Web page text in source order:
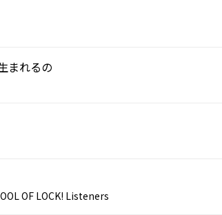
まれるの
OF LOCK! Listeners